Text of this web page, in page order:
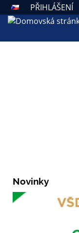
PŘIHLÁŠENÍ
Novinky